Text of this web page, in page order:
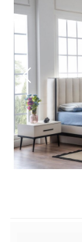
Odası
Ünitesi